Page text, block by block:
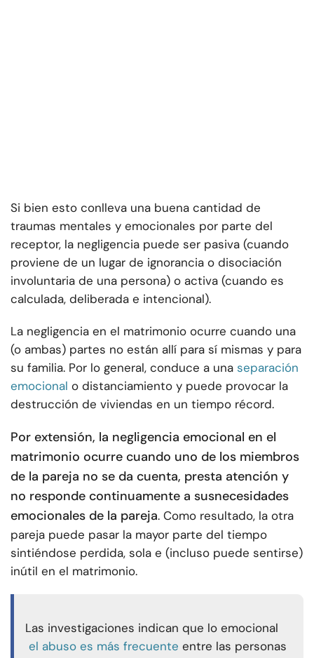
Si bien esto conlleva una buena cantidad de
traumas mentales y emocionales por parte del
receptor, la negligencia puede ser pasiva (cuando
proviene de un lugar de ignorancia o disociación
involuntaria de una persona) o activa (cuando es
calculada, deliberada e intencional).
La negligencia en el matrimonio ocurre cuando una
(o ambas) partes no están allí para sí mismas y para
su familia. Por lo general, conduce a una separación
emocional o distanciamiento y puede provocar la
destrucción de viviendas en un tiempo récord.
Por extensión, la negligencia emocional en el
matrimonio ocurre cuando uno de los miembros
de la pareja no se da cuenta, presta atención y
no responde continuamente a susnecesidades
emocionales de la pareja. Como resultado, la otra
pareja puede pasar la mayor parte del tiempo
sintiéndose perdida, sola e (incluso puede sentirse)
inútil en el matrimonio.
Las investigaciones indican que lo emocional
el abuso es más frecuente entre las personas